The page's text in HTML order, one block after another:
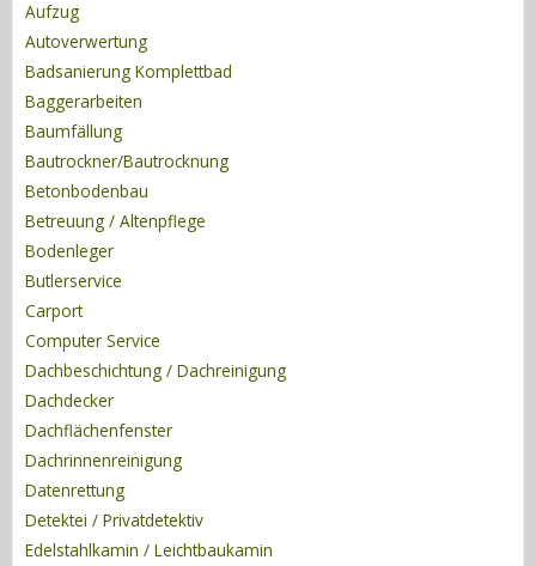
Aufzug
Autoverwertung
Badsanierung Komplettbad
Baggerarbeiten
Baumfällung
Bautrockner/Bautrocknung
Betonbodenbau
Betreuung / Altenpflege
Bodenleger
Butlerservice
Carport
Computer Service
Dachbeschichtung / Dachreinigung
Dachdecker
Dachflächenfenster
Dachrinnenreinigung
Datenrettung
Detektei / Privatdetektiv
Edelstahlkamin / Leichtbaukamin